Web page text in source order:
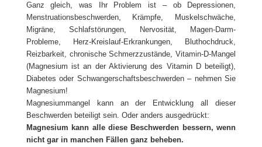
Ganz gleich, was Ihr Problem ist – ob Depressionen,
Menstruationsbeschwerden, Krämpfe, Muskelschwäche,
Migräne, Schlafstörungen, Nervosität, Magen-Darm-
Probleme, Herz-Kreislauf-Erkrankungen, Bluthochdruck,
Reizbarkeit, chronische Schmerzzustände, Vitamin-D-Mangel
(Magnesium ist an der Aktivierung des Vitamin D beteiligt),
Diabetes oder Schwangerschaftsbeschwerden – nehmen Sie
Magnesium!
Magnesiummangel kann an der Entwicklung all dieser
Beschwerden beteiligt sein. Oder anders ausgedrückt:
Magnesium kann alle diese Beschwerden bessern, wenn
nicht gar in manchen Fällen ganz beheben.